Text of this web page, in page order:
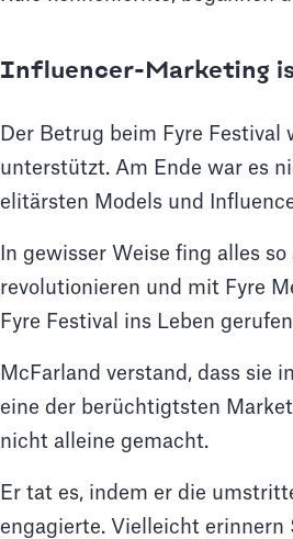
Influencer-Marketing
Der Betrug beim Fyre
unterstützt. Am Ende war es
elitärsten Models und
In gewisser Weise fing alles
revolutionieren und mit Fyre
Fyre Festival ins Leben
McFarland verstand, dass sie
eine der berüchtigtsten
nicht alleine gemacht.
Er tat es, indem er die
engagierte. Vielleicht erinnern